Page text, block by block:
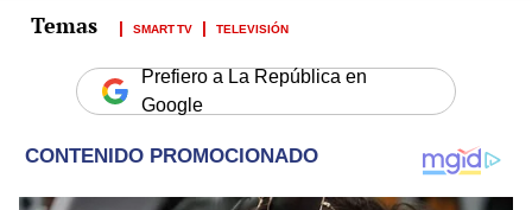
SMART TV TELEVISIÓN
Prefiero a La República en
Google